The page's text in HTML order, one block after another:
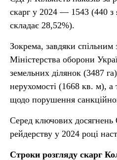
скарг у 2024 — 1543 (440 з
складає 28,52%).
Зокрема, завдяки
Міністерства оборони
земельних ділянок (3487
нерухомості (1668 кв. м), а
щодо порушення
Серед ключових досягнень
рейдерству у 2024 році
Строки розгляду скарг